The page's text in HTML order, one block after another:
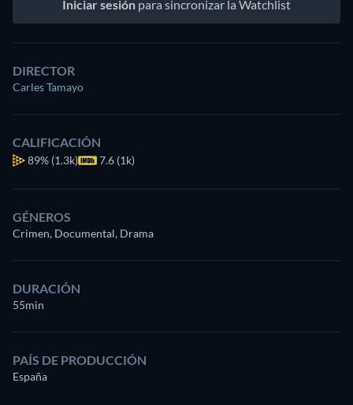
Iniciar sesión para sincronizar la Watchlist
DIRECTOR
Carles Tamayo
CALIFICACIÓN
89% (1.3k) 7.6 (1k)
GÉNEROS
Crimen, Documental, Drama
DURACIÓN
55min
PAÍS DE PRODUCCIÓN
España